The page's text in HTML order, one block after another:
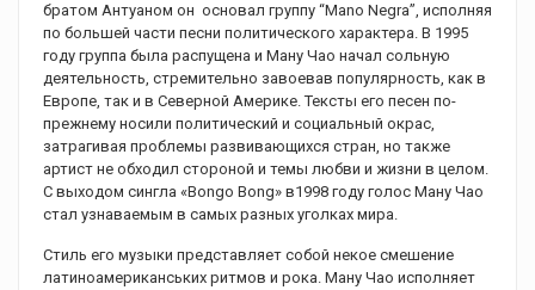
братом Антуаном он основал группу “Mano Negra”, исполняя
по большей части песни политического характера. В 1995
году группа была распущена и Ману Чао начал сольную
деятельность, стремительно завоевав популярность, как в
Европе, так и в Северной Америке. Тексты его песен по-
прежнему носили политический и социальный окрас,
затрагивая проблемы развивающихся стран, но также
артист не обходил стороной и темы любви и жизни в целом.
С выходом сингла «Bongo Bong» в1998 году голос Ману Чао
стал узнаваемым в самых разных уголках мира.
Стиль его музыки представляет собой некое смешение
латиноамериканських ритмов и рока. Ману Чао исполняет